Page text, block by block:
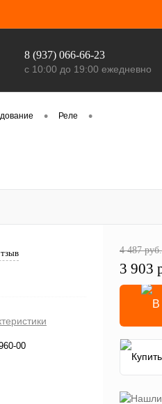
8 (937) 066-66-23
с 10:00 до 19:00 ежедневно
• Реле •
00
4 487 руб.
3 903